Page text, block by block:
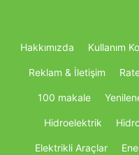
Hakkımızda Kullanım
Reklam & İletişim
100 makale
Hidroelektrik
Elektrikli Araçlar